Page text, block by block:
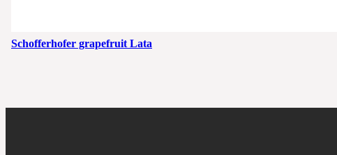
Schofferhofer grapefruit Lata